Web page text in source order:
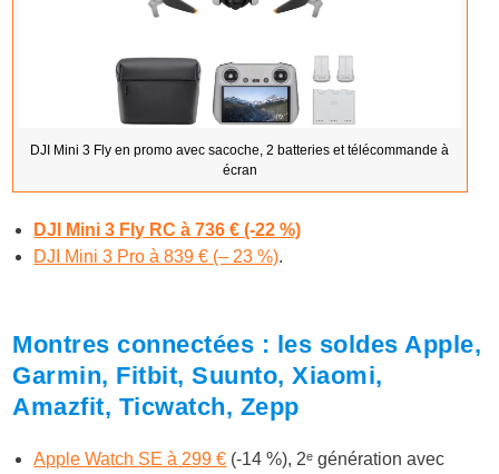
DJI Mini 3 Fly en promo avec sacoche, 2 batteries et télécommande à
écran
DJI Mini 3 Fly RC à 736 € (-22 %)
DJI Mini 3 Pro à 839 € (– 23 %).
Montres connectées : les soldes Apple,
Garmin, Fitbit, Suunto, Xiaomi,
Amazfit, Ticwatch, Zepp
Apple Watch SE à 299 € (-14 %), 2ᵉ génération avec